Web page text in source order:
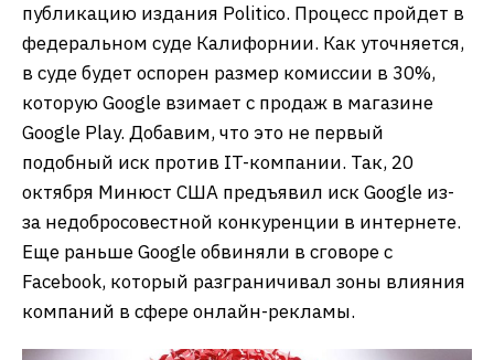
публикацию издания Politico. Процесс пройдет в
федеральном суде Калифорнии. Как уточняется,
в суде будет оспорен размер комиссии в 30%,
которую Google взимает с продаж в магазине
Google Play. Добавим, что это не первый
подобный иск против IT-компании. Так, 20
октября Минюст США предъявил иск Google из-
за недобросовестной конкуренции в интернете.
Еще раньше Google обвиняли в сговоре с
Facebook, который разграничивал зоны влияния
компаний в сфере онлайн-рекламы.